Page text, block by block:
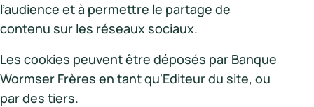
l’audience et à permettre le partage de
contenu sur les réseaux sociaux.
Les cookies peuvent être déposés par Banque
Wormser Frères en tant qu'Editeur du site, ou
par des tiers.